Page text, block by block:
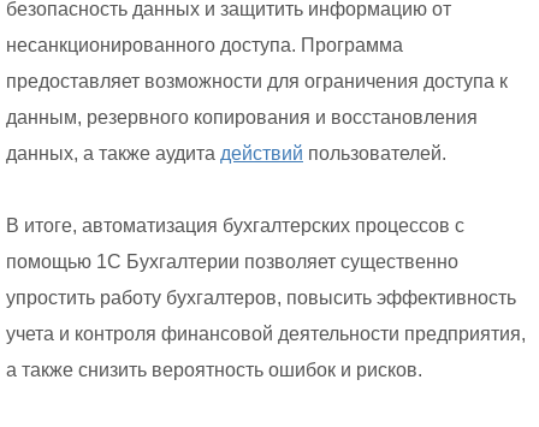
безопасность данных и защитить информацию от
несанкционированного доступа. Программа
предоставляет возможности для ограничения доступа к
данным, резервного копирования и восстановления
данных, а также аудита действий пользователей.
В итоге, автоматизация бухгалтерских процессов с
помощью 1С Бухгалтерии позволяет существенно
упростить работу бухгалтеров, повысить эффективность
учета и контроля финансовой деятельности предприятия,
а также снизить вероятность ошибок и рисков.